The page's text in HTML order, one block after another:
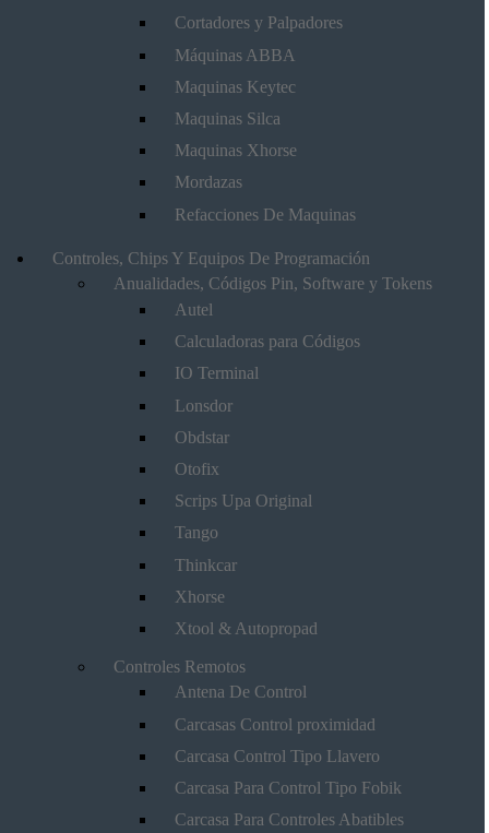
Cortadores y Palpadores
Máquinas ABBA
Maquinas Keytec
Maquinas Silca
Maquinas Xhorse
Mordazas
Refacciones De Maquinas
Controles, Chips Y Equipos De Programación
Anualidades, Códigos Pin, Software y Tokens
Autel
Calculadoras para Códigos
IO Terminal
Lonsdor
Obdstar
Otofix
Scrips Upa Original
Tango
Thinkcar
Xhorse
Xtool & Autopropad
Controles Remotos
Antena De Control
Carcasas Control proximidad
Carcasa Control Tipo Llavero
Carcasa Para Control Tipo Fobik
Carcasa Para Controles Abatibles